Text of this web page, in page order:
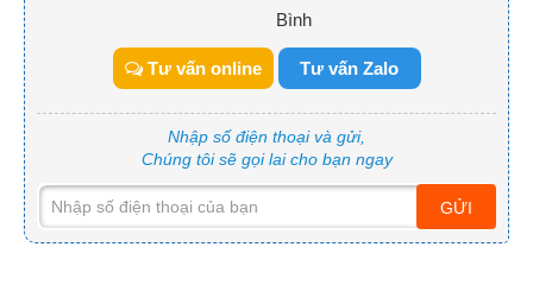
Bình
Tư vấn online Tư vấn Zalo
Nhập số điện thoại và gửi,
Chúng tôi sẽ gọi lai cho bạn ngay
GỬI